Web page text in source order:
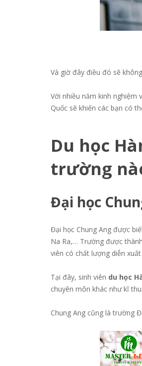
Và giờ đây điều đó sẽ
Với nhiều năm kinh nghiệm
Quốc sẽ khiến các bạn có
Du học
trường
Đại học
Đại học Chung Ang được
Na Ra,… Trường được
viên có chất lượng diễn
Tại đây, sinh viên du học
chuyên môn khác như kĩ
Chung Ang cũng là trường